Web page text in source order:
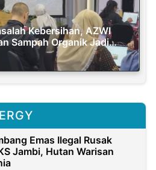
Kebersihan, AZWI
Sampah Organik Jadi
Emas Ilegal Rusak
Jambi, Hutan Warisan